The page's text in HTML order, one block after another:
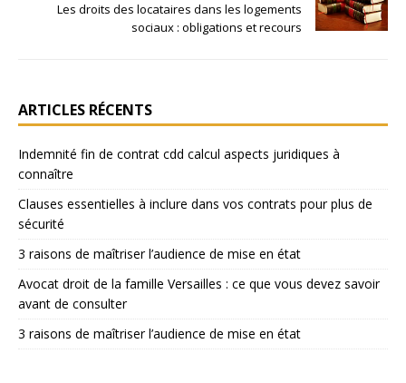
Les droits des locataires dans les logements
sociaux : obligations et recours
ARTICLES RÉCENTS
Indemnité fin de contrat cdd calcul aspects juridiques à
connaître
Clauses essentielles à inclure dans vos contrats pour plus de
sécurité
3 raisons de maîtriser l’audience de mise en état
Avocat droit de la famille Versailles : ce que vous devez savoir
avant de consulter
3 raisons de maîtriser l’audience de mise en état